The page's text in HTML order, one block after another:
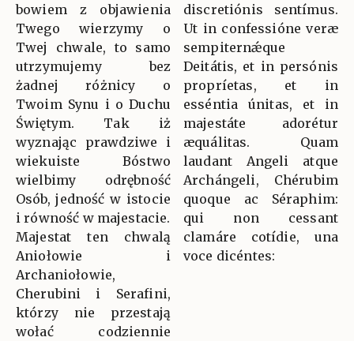
bowiem z objawienia
Twego wierzymy o
Twej chwale, to samo
utrzymujemy bez
żadnej różnicy o
Twoim Synu i o Duchu
Świętym. Tak iż
wyznając prawdziwe i
wiekuiste Bóstwo
wielbimy odrębność
Osób, jedność w istocie
i równość w majestacie.
Majestat ten chwalą
Aniołowie i
Archaniołowie,
Cherubini i Serafini,
którzy nie przestają
wołać codziennie
discretiónis sentímus.
Ut in confessióne veræ
sempiternǽque
Deitátis, et in persónis
propríetas, et in
esséntia únitas, et in
majestáte adorétur
æquálitas. Quam
laudant Angeli atque
Archángeli, Chérubim
quoque ac Séraphim:
qui non cessant
clamáre cotídie, una
voce dicéntes: